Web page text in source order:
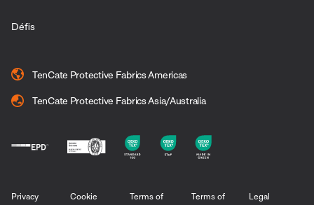
Défis
TenCate Protective Fabrics Americas
TenCate Protective Fabrics Asia/Australia
Privacy Cookie Terms of Terms of Legal